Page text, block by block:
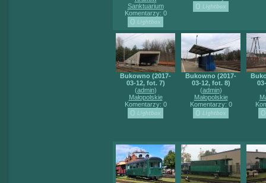
Sanktuarium
Komentarzy: 0
Bukowno (2017-
03-12, fot. 7)
(admin)
Małopolskie
Komentarzy: 0
Bukowno (2017-
03-12, fot. 8)
(admin)
Małopolskie
Komentarzy: 0